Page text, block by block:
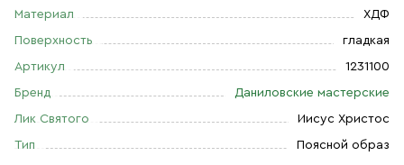
Материал ХДФ
Поверхность гладкая
Артикул 1231100
Бренд Даниловские мастерские
Лик Святого Иисус Христос
Тип Поясной образ